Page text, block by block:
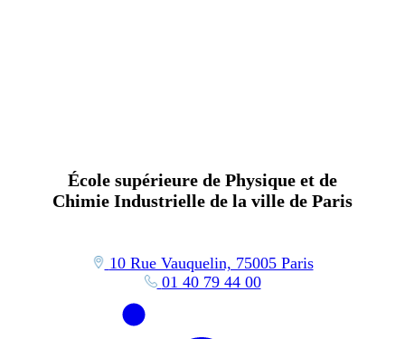
École supérieure de Physique et de
Chimie Industrielle de la ville de Paris
10 Rue Vauquelin, 75005 Paris
01 40 79 44 00